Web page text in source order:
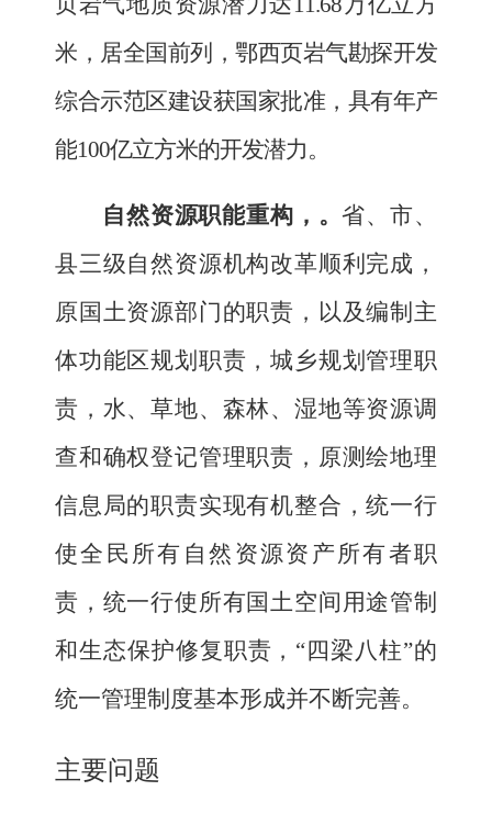
米， 居全国前列，鄂西页岩气勘探开发
综合示范区建设获国家批准，具有年产
能100亿立方米的开发潜力。
自然资源职能重构， 。省、市、
县三级自然资源机构改革顺利完成，
原国土资源部门的职责，以及编制主
体功能区规划职责，城乡规划管理职
责，水、草地、森林、湿地等资源调
查和确权登记管理职责，原测绘地理
信息局的职责实现有机整合，统一行
使全民所有自然资源资产所有者职
责，统一行使所有国土空间用途管制
和生态保护修复职责， “四梁八柱”的
统一管理制度基本形成并不断完善。
主要问题